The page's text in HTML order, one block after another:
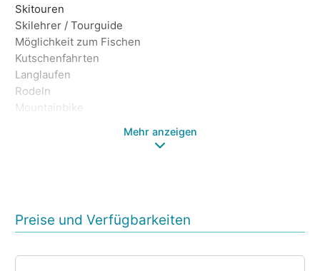
Skitouren
Skilehrer / Tourguide
Möglichkeit zum Fischen
Kutschenfahrten
Langlaufen
Rodeln
Mountainbike
Mehr anzeigen
Preise und Verfügbarkeiten